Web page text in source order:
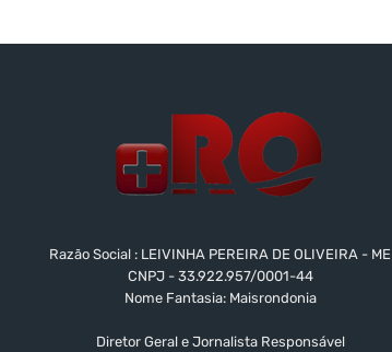
Razão Social : LEIVINHA PEREIRA DE OLIVEIRA - ME
CNPJ - 33.922.957/0001-44
Nome Fantasia: Maisrondonia
Diretor Geral e Jornalista Responsável